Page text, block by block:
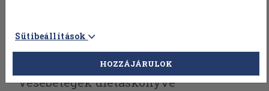
Vissza az előző oldalra Válasszon példányt
Vesebetegek diétáskönyve
Sütibeállítások
HOZZÁJÁRULOK